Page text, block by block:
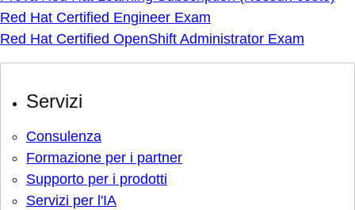
Red Hat Certified Engineer Exam
Red Hat Certified OpenShift Administrator Exam
Servizi
Consulenza
Formazione per i partner
Supporto per i prodotti
Servizi per l'IA